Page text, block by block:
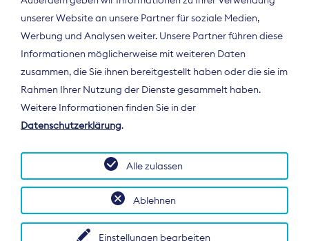
Der Bundesverband Digitalpublisher und
Zeitungsverleger (BDZV) vertritt als
Spitzenorganisation die Interessen der
Deutschland und auf EU-Ebene.
unserer Website an unsere Partner für soziale Medien,
Werbung und Analysen weiter. Unsere Partner führen diese
Informationen möglicherweise mit weiteren Daten
zusammen, die Sie ihnen bereitgestellt haben oder die sie im
Rahmen Ihrer Nutzung der Dienste gesammelt haben.
Weitere Informationen finden Sie in der
Datenschutzerklärung.
Einstellungen bearbeiten
Ablehnen
Alle zulassen